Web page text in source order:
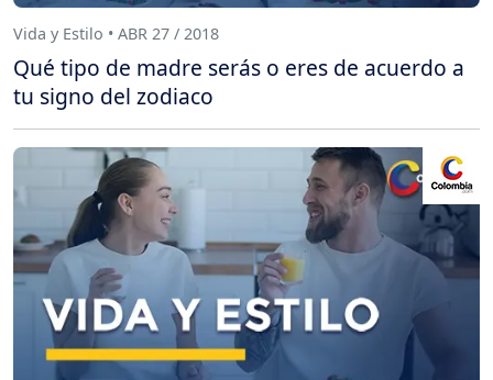
Vida y Estilo • ABR 27 / 2018
Qué tipo de madre serás o eres de acuerdo a
tu signo del zodiaco